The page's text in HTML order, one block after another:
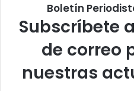
Boletín
Subscríbete
de correo
nuestras